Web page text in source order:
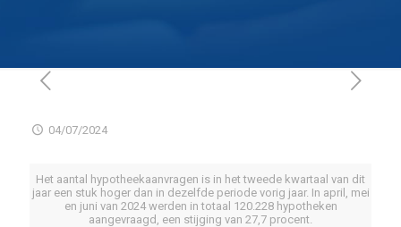
04/07/2024
Het aantal hypotheekaanvragen is in het tweede kwartaal van dit
jaar een stuk hoger dan in dezelfde periode vorig jaar. In april, mei
en juni van 2024 werden in totaal 120.228 hypotheken
aangevraagd, een stijging van 27,7 procent.